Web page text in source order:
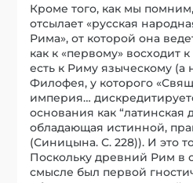
Кроме того, как мы
отсылает «русская
Рима», от которой она
как к «первому» восходит
есть к Риму языческому (а
Филофея, у которого
империя…
основания как “латинская
обладающая истинной,
(Синицына. С. 228)). И это
Поскольку древний Рим в
смысле был первой